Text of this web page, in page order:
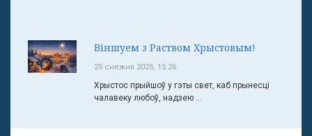
Віншуем з Раством Хрыстовым!
25 снежня 2025, 15:26
Хрыстос прыйшоў у гэты свет, каб прынесці
чалавеку любоў, надзею ...